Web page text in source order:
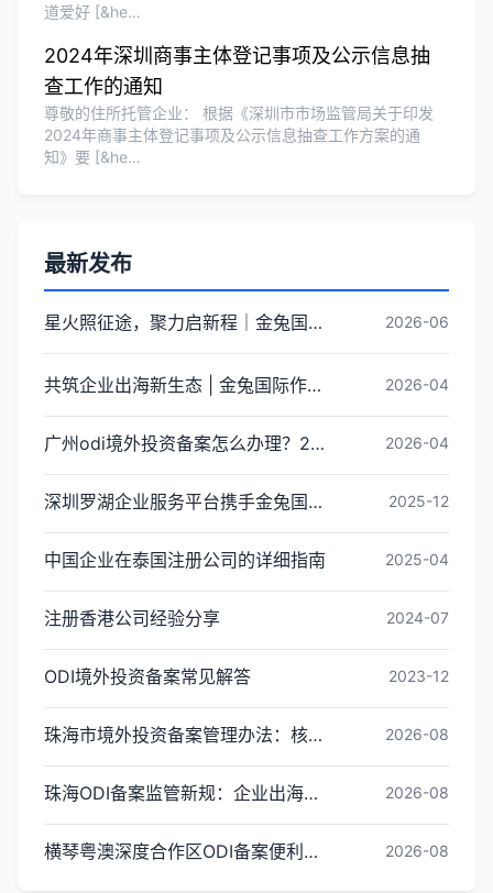
道爱好 [&he…
2024年深圳商事主体登记事项及公示信息抽
查工作的通知
尊敬的住所托管企业： 根据《深圳市市场监管局关于印发
2024年商事主体登记事项及公示信息抽查工作方案的通
知》要 [&he…
最新发布
星火照征途，聚力启新程｜金兔国际井冈山红色研学团建圆满收官 2026-06
共筑企业出海新生态 | 金兔国际作为代表单位亮相宝安区出海服务中心揭牌仪式 2026-04
广州odi境外投资备案怎么办理？2026年最新流程详解 2026-04
深圳罗湖企业服务平台携手金兔国际ODI备案专家,共建跨境出海全链条服务新生态 2025-12
中国企业在泰国注册公司的详细指南 2025-04
注册香港公司经验分享 2024-07
ODI境外投资备案常见解答 2023-12
珠海市境外投资备案管理办法：核心内容与办理指引 2026-08
珠海ODI备案监管新规：企业出海投资合规红线梳理 2026-08
横琴粤澳深度合作区ODI备案便利化政策全解读 2026-08